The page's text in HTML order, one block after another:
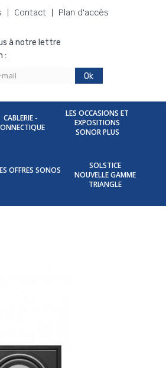
Contact Plan d'accès
à notre lettre
:
Ok
CABLERIE -
LES OCCASIONS ET
EXPOSITIONS
SONOR PLUS
OFFRES SONOS
SOLSTICE
NOUVELLE GAMME
TRIANGLE